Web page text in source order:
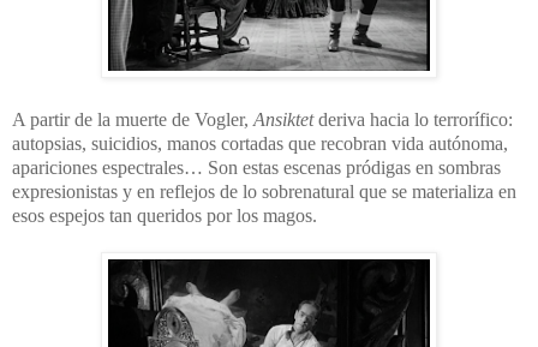
A partir de la muerte de Vogler, Ansiktetderiva hacia lo terrorífico:
autopsias, suicidios, manos cortadas que recobran vida autónoma,
apariciones espectrales… Son estas escenas pródigas en sombras
expresionistas y en reflejos de lo sobrenatural que se materializa en
esos espejos tan queridos por los magos.